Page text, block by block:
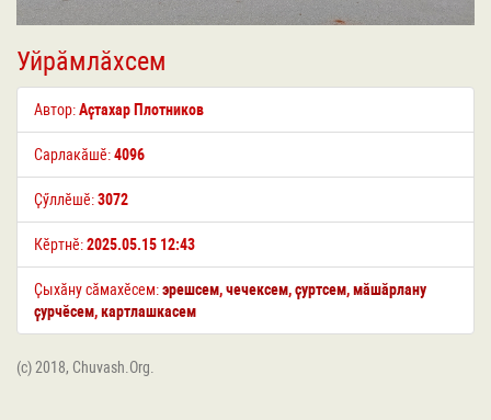
Уйрӑмлӑхсем
Автор:Аҫтахар Плотников
Сарлакӑшӗ:4096
Ҫӳллӗшӗ:3072
Кӗртнӗ:2025.05.15 12:43
Ҫыхӑну сӑмахӗсем:эрешсем,чечексем,ҫуртсем,мӑшӑрлану
ҫурчӗсем,картлашкасем
(c) 2018, Chuvash.Org.